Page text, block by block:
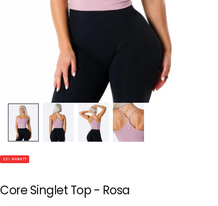
22% RABATT
Core Singlet Top - Rosa